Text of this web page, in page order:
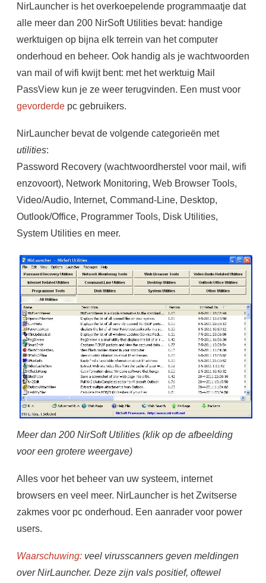
NirLauncher is het overkoepelende programmaatje dat
alle meer dan 200 NirSoft Utilities bevat: handige
werktuigen op bijna elk terrein van het computer
onderhoud en beheer. Ook handig als je wachtwoorden
van mail of wifi kwijt bent: met het werktuig Mail
PassView kun je ze weer terugvinden. Een must voor
gevorderdepc gebruikers.
NirLauncher bevat de volgende categorieën met
utilities:
Password Recovery (wachtwoordherstel voor mail, wifi
enzovoort), Network Monitoring, Web Browser Tools,
Video/Audio, Internet, Command-Line, Desktop,
Outlook/Office, Programmer Tools, Disk Utilities,
System Utilities en meer.
Meer dan 200 NirSoft Utilities (klik op de afbeelding
voor een grotere weergave)
Alles voor het beheer van uw systeem, internet
browsers en veel meer. NirLauncher is het Zwitserse
zakmes voor pc onderhoud. Een aanrader voor power
users.
Waarschuwing:veel virusscanners geven meldingen
over NirLauncher. Deze zijn vals positief, oftewel